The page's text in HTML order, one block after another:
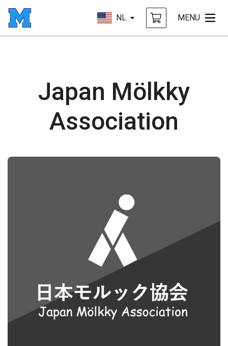
NL MENU
Japan Mölkky
Association